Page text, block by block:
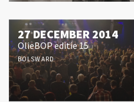
27 DECEMBER 2014
OlieBOP editie 15
BOLSWARD